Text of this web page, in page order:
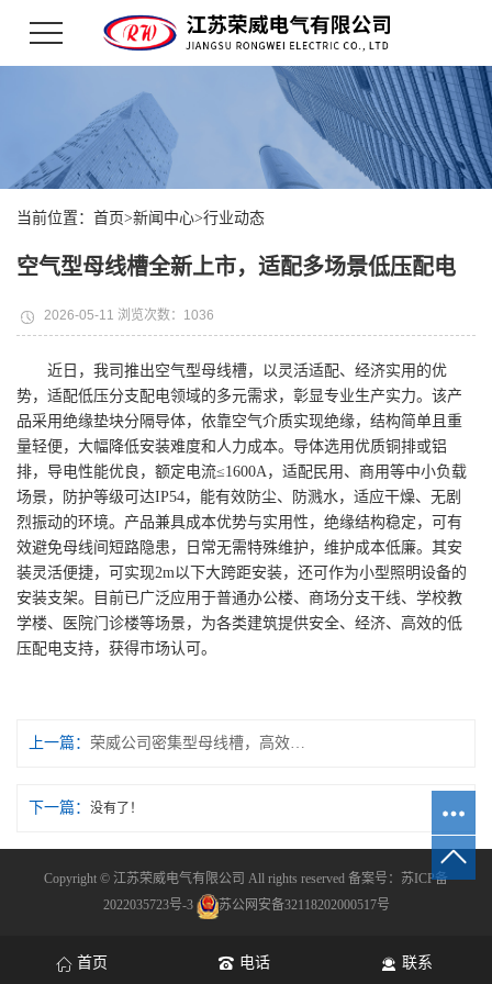
当前位置： 首页>新闻中心>行业动态
空气型母线槽全新上市，适配多场景低压配电
2026-05-11 浏览次数：1036
近日，我司推出空气型母线槽，以灵活适配、经济实用的优
势，适配低压分支配电领域的多元需求，彰显专业生产实力。该产
品采用绝缘垫块分隔导体，依靠空气介质实现绝缘，结构简单且重
量轻便，大幅降低安装难度和人力成本。导体选用优质铜排或铝
排，导电性能优良，额定电流≤1600A，适配民用、商用等中小负载
场景，防护等级可达IP54，能有效防尘、防溅水，适应干燥、无剧
烈振动的环境。产品兼具成本优势与实用性，绝缘结构稳定，可有
效避免母线间短路隐患，日常无需特殊维护，维护成本低廉。其安
装灵活便捷，可实现2m以下大跨距安装，还可作为小型照明设备的
安装支架。目前已广泛应用于普通办公楼、商场分支干线、学校教
学楼、医院门诊楼等场景，为各类建筑提供安全、经济、高效的低
压配电支持，获得市场认可。
上一篇： 荣威公司密集型母线槽，高效配电助力工业升级
下一篇： 没有了！
Copyright © 江苏荣威电气有限公司 All rights reserved 备案号： 苏ICP备
2022035723号-3
苏公网安备32118202000517号
首页 电话 联系